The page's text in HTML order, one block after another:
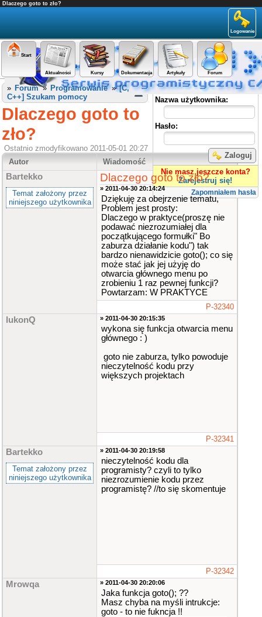
Dlaczego goto to zło?
Logowanie
Start
Aktualności Kursy Dokumentacja Artykuły Forum
Panel użytkownika
Nazwa użytkownika:
Hasło:
Zaloguj
Nie masz jeszcze konta?
Zarejestruj się!
Zapomniałem hasła
» Forum» Programowanie»[C,
C++] Szukam pomocy
Dlaczego goto to
zło?
Ostatnio zmodyfikowano 2011-05-01 20:27
Autor
Wiadomość
Bartekko
Temat założony przez
niniejszego użytkownika
Dlaczego goto to zło?
» 2011-04-30 20:14:24
Dziękuję za obejrzenie tematu,
Problem jest prosty:
Dlaczego w praktyce(proszę nie
podawać niezrozumiałej dla
początkującego formułki" Bo
zaburza działanie kodu") tak
bardzo nienawidzicie goto(); co się
może stać jak jej użyję do
otwarcia głównego menu po
zrobieniu 1 raz pewnej funkcji?
Powtarzam: W PRAKTYCE
P-32340
lukonQ » 2011-04-30 20:15:35
wykona się funkcja otwarcia menu
głównego : )
goto nie zaburza, tylko powoduje
nieczytelność kodu przy
większych projektach
P-32341
Bartekko
Temat założony przez
niniejszego użytkownika
» 2011-04-30 20:19:58
nieczytelność kodu dla
programisty? czyli to tylko
niezrozumienie kodu przez
programistę? //to się skomentuje
P-32342
Mrowqa » 2011-04-30 20:20:06
Jaka funkcja goto(); ??
Masz chyba na myśli intrukcje:
goto - to nie fukncja !!